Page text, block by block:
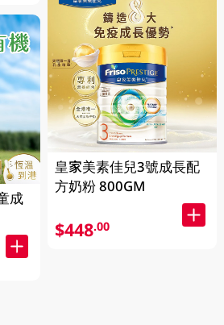
成
皇家美素佳兒3號成長配
方奶粉 800GM
$448.00